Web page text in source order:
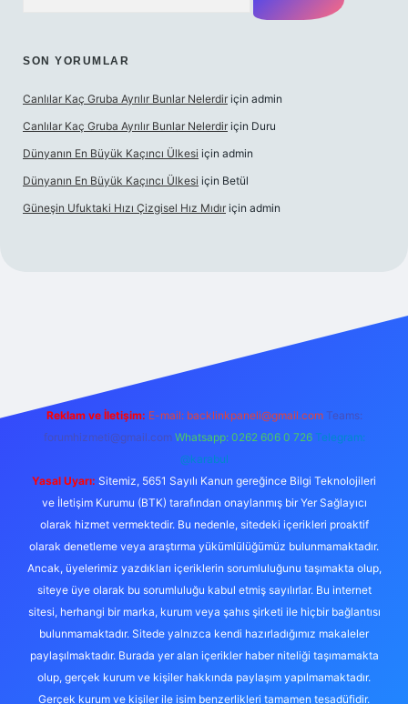
SON YORUMLAR
Canlılar Kaç Gruba Ayrılır Bunlar Nelerdir için admin
Canlılar Kaç Gruba Ayrılır Bunlar Nelerdir için Duru
Dünyanın En Büyük Kaçıncı Ülkesi için admin
Dünyanın En Büyük Kaçıncı Ülkesi için Betül
Güneşin Ufuktaki Hızı Çizgisel Hız Mıdır için admin
Reklam ve İletişim: E-mail: backlinkpaneli@gmail.com Teams:
forumhizmeti@gmail.com Whatsapp: 0262 606 0 726 Telegram:
@karabul
Yasal Uyarı: Sitemiz, 5651 Sayılı Kanun gereğince Bilgi Teknolojileri
ve İletişim Kurumu (BTK) tarafından onaylanmış bir Yer Sağlayıcı
olarak hizmet vermektedir. Bu nedenle, sitedeki içerikleri proaktif
olarak denetleme veya araştırma yükümlülüğümüz bulunmamaktadır.
Ancak, üyelerimiz yazdıkları içeriklerin sorumluluğunu taşımakta olup,
siteye üye olarak bu sorumluluğu kabul etmiş sayılırlar. Bu internet
sitesi, herhangi bir marka, kurum veya şahıs şirketi ile hiçbir bağlantısı
bulunmamaktadır. Sitede yalnızca kendi hazırladığımız makaleler
paylaşılmaktadır. Burada yer alan içerikler haber niteliği taşımamakta
olup, gerçek kurum ve kişiler hakkında paylaşım yapılmamaktadır.
Gerçek kurum ve kişiler ile isim benzerlikleri tamamen tesadüfidir.